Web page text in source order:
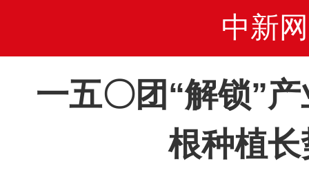
中新网
一五〇团“解锁”
根种植长